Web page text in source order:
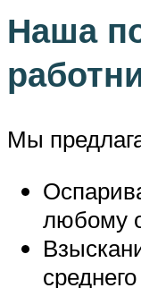
Наша
Мы
любому